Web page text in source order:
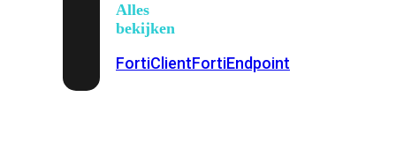
Alles
bekijken
FortiClientFortiEndpoint